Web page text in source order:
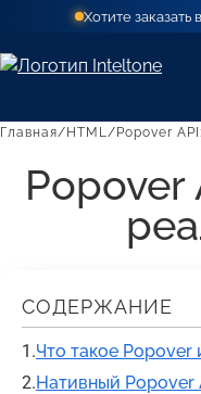
Хотите заказать
Главная HTML Popover
Popover
СОДЕРЖАНИЕ
Что такое Popover
Нативный Popover
(откроется
новой
(откроется
новой